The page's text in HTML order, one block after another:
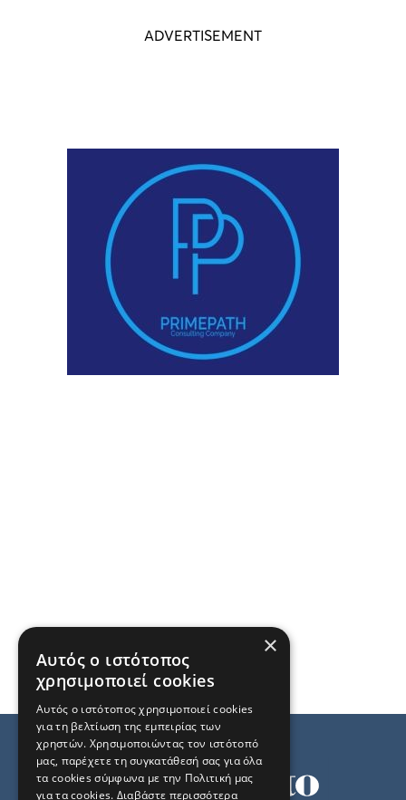
×
Αυτός ο ιστότοπος
χρησιμοποιεί cookies
Αυτός ο ιστότοπος χρησιμοποιεί cookies
για τη βελτίωση της εμπειρίας των
χρηστών. Χρησιμοποιώντας τον ιστότοπό
μας, παρέχετε τη συγκατάθεσή σας για όλα
τα cookies σύμφωνα με την Πολιτική μας
για τα cookies. Διαβάστε περισσότερα